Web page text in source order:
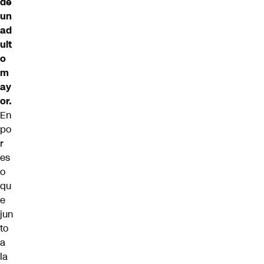
un
ad
ult
o
m
ay
or.
En
po
r
es
o
qu
e
jun
to
a
la